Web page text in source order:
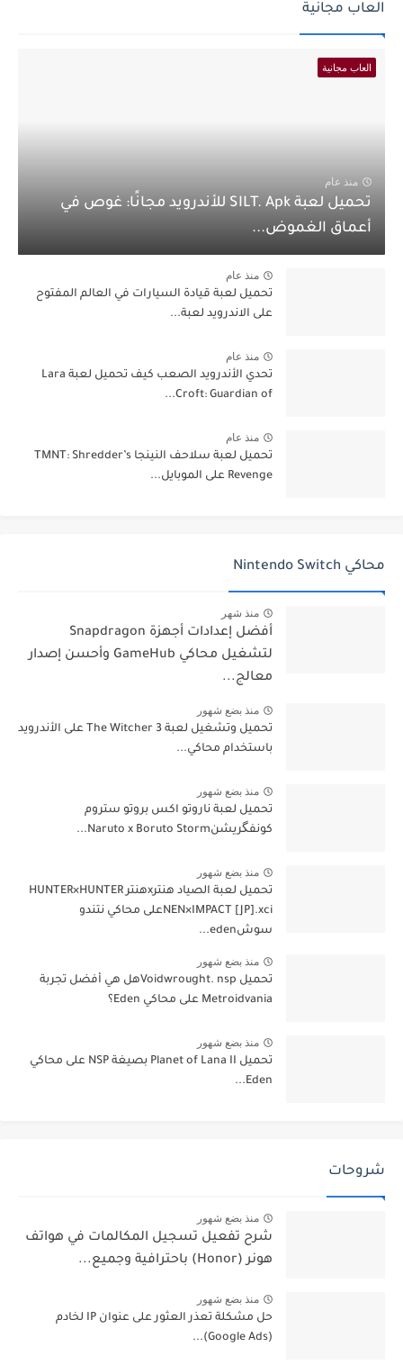
العاب مجانية
العاب مجانية
منذ عام
تحميل لعبة SILT. Apk للأندرويد مجانًا: غوص في
أعماق الغموض...
منذ عام
تحميل لعبة قيادة السيارات في العالم المفتوح
على الاندرويد لعبة...
منذ عام
تحدي الأندرويد الصعب كيف تحميل لعبة Lara
Croft: Guardian of...
منذ عام
تحميل لعبة سلاحف النينجا TMNT: Shredder’s
Revenge على الموبايل...
محاكي Nintendo Switch
منذ شهر
أفضل إعدادات أجهزة Snapdragon
لتشغيل محاكي GameHub وأحسن إصدار
معالج...
منذ بضع شهور
تحميل وتشغيل لعبة The Witcher 3 على الأندرويد
باستخدام محاكي...
منذ بضع شهور
تحميل لعبة ناروتو اكس بروتو ستروم
كونفگريشنNaruto x Boruto Storm...
منذ بضع شهور
تحميل لعبة الصياد هنترxهنتر HUNTER×HUNTER
NEN×IMPACT [JP].xciعلى محاكي نتندو
سوشeden...
منذ بضع شهور
تحميل Voidwrought. nspهل هي أفضل تجربة
Metroidvania على محاكي Eden؟
منذ بضع شهور
تحميل Planet of Lana II بصيغة NSP على محاكي
Eden...
شروحات
منذ بضع شهور
شرح تفعيل تسجيل المكالمات في هواتف
هونر (Honor) باحترافية وجميع...
منذ بضع شهور
حل مشكلة تعذر العثور على عنوان IP لخادم
(Google Ads)...